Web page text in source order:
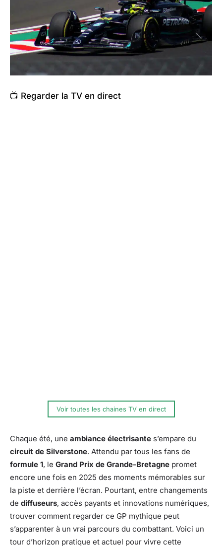
📺 Regarder la TV en direct
Voir toutes les chaines TV en direct
Chaque été, une ambiance électrisante s’empare du
circuit de Silverstone. Attendu par tous les fans de
formule 1, le Grand Prix de Grande-Bretagne promet
encore une fois en 2025 des moments mémorables sur
la piste et derrière l’écran. Pourtant, entre changements
de diffuseurs, accès payants et innovations numériques,
trouver comment regarder ce GP mythique peut
s’apparenter à un vrai parcours du combattant. Voici un
tour d’horizon pratique et actuel pour vivre cette